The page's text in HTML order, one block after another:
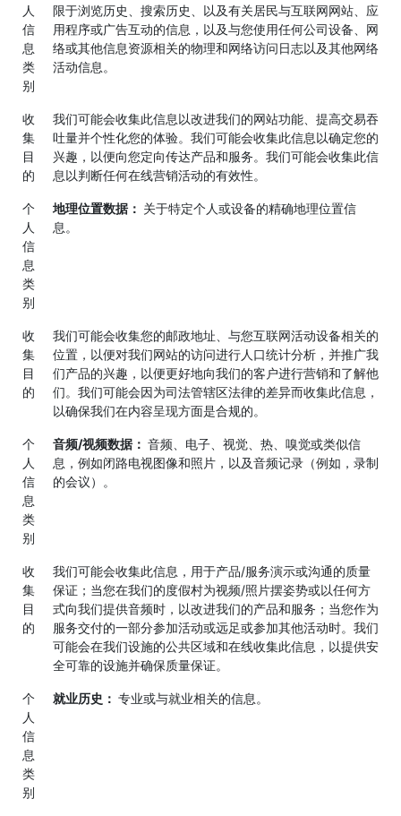
人
信
息
类
别
限于浏览历史、搜索历史、以及有关居民与互联网网站、应
用程序或广告互动的信息，以及与您使用任何公司设备、网
络或其他信息资源相关的物理和网络访问日志以及其他网络
活动信息。
收
集
目
的
我们可能会收集此信息以改进我们的网站功能、提高交易吞
吐量并个性化您的体验。我们可能会收集此信息以确定您的
兴趣，以便向您定向传达产品和服务。我们可能会收集此信
息以判断任何在线营销活动的有效性。
个
人
信
息
类
别
地理位置数据： 关于特定个人或设备的精确地理位置信
息。
收
集
目
的
我们可能会收集您的邮政地址、与您互联网活动设备相关的
位置，以便对我们网站的访问进行人口统计分析，并推广我
们产品的兴趣，以便更好地向我们的客户进行营销和了解他
们。我们可能会因为司法管辖区法律的差异而收集此信息，
以确保我们在内容呈现方面是合规的。
个
人
信
息
类
别
音频/视频数据： 音频、电子、视觉、热、嗅觉或类似信
息，例如闭路电视图像和照片，以及音频记录（例如，录制
的会议）。
收
集
目
的
我们可能会收集此信息，用于产品/服务演示或沟通的质量
保证；当您在我们的度假村为视频/照片摆姿势或以任何方
式向我们提供音频时，以改进我们的产品和服务；当您作为
服务交付的一部分参加活动或远足或参加其他活动时。我们
可能会在我们设施的公共区域和在线收集此信息，以提供安
全可靠的设施并确保质量保证。
个
人
信
息
类
别
就业历史： 专业或与就业相关的信息。